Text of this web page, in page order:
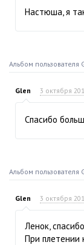
Настюша, я
Альбом пользователя
Glen 3 октября
Спасибо
Альбом пользователя
Glen 3 октября
Ленок,
При плетении